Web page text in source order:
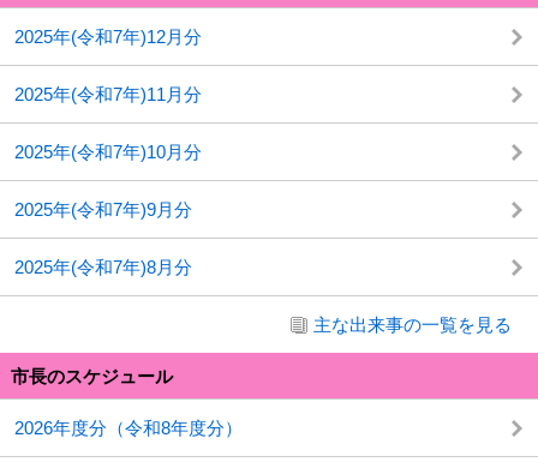
2025年(令和7年)12月分
2025年(令和7年)11月分
2025年(令和7年)10月分
2025年(令和7年)9月分
2025年(令和7年)8月分
主な出来事の一覧を見る
市長のスケジュール
2026年度分（令和8年度分）